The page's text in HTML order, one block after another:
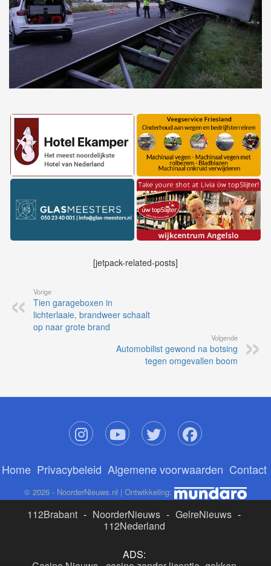
[jetpack-related-posts]
Vorige
Tien garageboxen in
lichterlaaie, brandweer schaalt
op naar grote brand
Volgende
Automobilist gewond na botsing
tegen omgevallen boom
Home Privacybeleid Algemene voorwaarden Contact
© 2026 - NoorderNieuws.nl | Ontwikkeling:
112Brabant - NoorderNieuws - GelreNieuws -
112Nederland
ADS: